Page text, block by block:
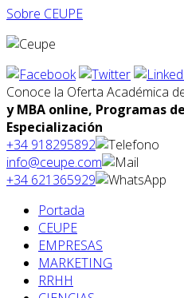
Sobre CEUPE
Conoce la Oferta Académica
y MBA online, Programas
Especialización
+34 918295892
info@ceupe.com
+34 621365929
Portada
CEUPE
EMPRESAS
MARKETING
RRHH